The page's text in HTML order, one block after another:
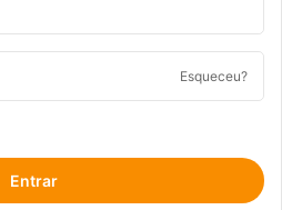
Esqueceu?
Entrar